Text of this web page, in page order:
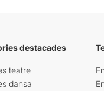
destacades
teatre
dansa